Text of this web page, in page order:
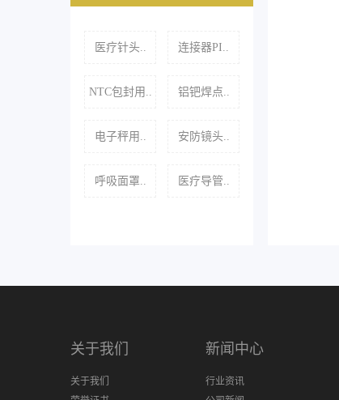
医疗针头.. 连接器PI..
NTC包封用.. 铝钯焊点..
电子秤用.. 安防镜头..
呼吸面罩.. 医疗导管..
关于我们
关于我们
新闻中心
行业资讯